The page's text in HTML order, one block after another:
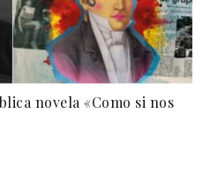
novela «Como si nos